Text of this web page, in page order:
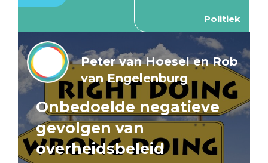
Politiek
Peter van Hoesel en Rob
van Engelenburg
Onbedoelde negatieve
gevolgen van
overheidsbeleid